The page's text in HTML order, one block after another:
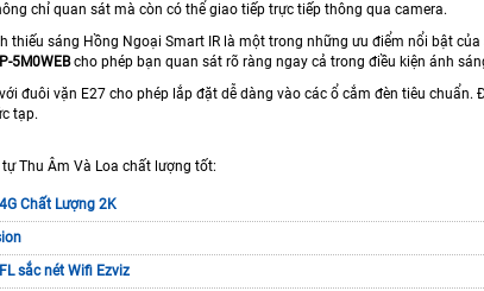
chỉ quan sát mà còn có thể giao tiếp trực tiếp thông qua camera.
thiếu sáng Hồng Ngoại Smart IR là một trong những ưu điểm nổi bật
5M0WEBcho phép bạn quan sát rõ ràng ngay cả trong điều kiện ánh
đuôi vặn E27 cho phép lắp đặt dễ dàng vào các ổ cắm đèn tiêu
tạp.
Thu Âm Và Loa chất lượng tốt:
Chất Lượng 2K
sắc nét Wifi Ezviz